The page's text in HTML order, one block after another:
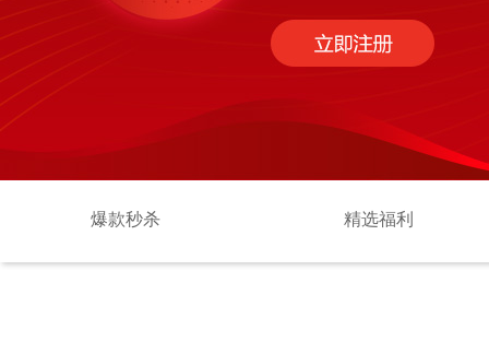
爆款秒杀 精选福利